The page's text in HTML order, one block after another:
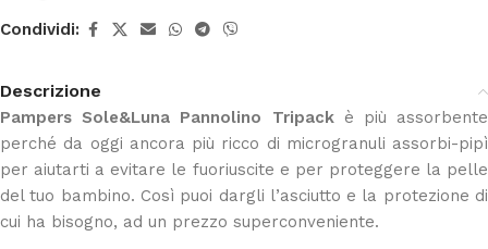
Condividi:
Descrizione
Pampers Sole&Luna Pannolino Tripackè più assorbente
perché da oggi ancora più ricco di microgranuli assorbi-pipì
per aiutarti a evitare le fuoriuscite e per proteggere la pelle
del tuo bambino. Così puoi dargli l’asciutto e la protezione di
cui ha bisogno, ad un prezzo superconveniente.